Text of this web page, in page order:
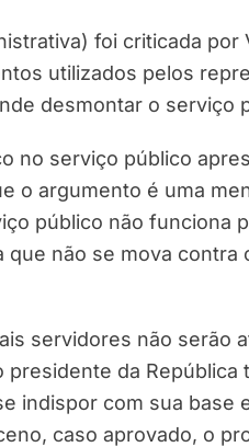
foi criticada
utilizados pelos
desmontar o serviço
no serviço público
o argumento é uma
público não funciona
que não se mova contra
servidores não serão
da
indispor com sua base
caso aprovado, o